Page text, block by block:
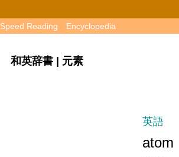
Speed Reading Encyclopedia
和英辞書 | 元素
英語
atom